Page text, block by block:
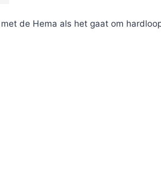
de Hema als het gaat om